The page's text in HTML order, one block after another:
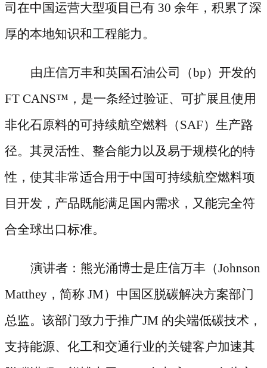
司在中国运营大型项目已有 30 余年，积累了深
厚的本地知识和工程能力。
由庄信万丰和英国石油公司（bp）开发的
FT CANS™，是一条经过验证、可扩展且使用
非化石原料的可持续航空燃料（SAF）生产路
径。其灵活性、整合能力以及易于规模化的特
性，使其非常适合用于中国可持续航空燃料项
目开发，产品既能满足国内需求，又能完全符
合全球出口标准。
演讲者：熊光涌博士是庄信万丰（Johnson
Matthey，简称 JM）中国区脱碳解决方案部门
总监。该部门致力于推广JM 的尖端低碳技术，
支持能源、化工和交通行业的关键客户加速其